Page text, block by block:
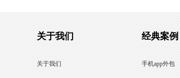
关于我们
关于我们
经典案例
手机app外包